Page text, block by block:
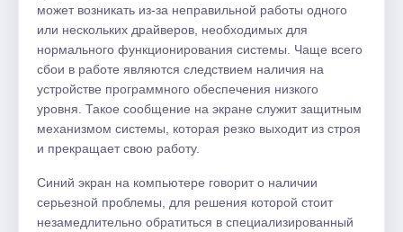
может возникать из-за неправильной работы одного
или нескольких драйверов, необходимых для
нормального функционирования системы. Чаще всего
сбои в работе являются следствием наличия на
устройстве программного обеспечения низкого
уровня. Такое сообщение на экране служит защитным
механизмом системы, которая резко выходит из строя
и прекращает свою работу.
Синий экран на компьютере говорит о наличии
серьезной проблемы, для решения которой стоит
незамедлительно обратиться в специализированный